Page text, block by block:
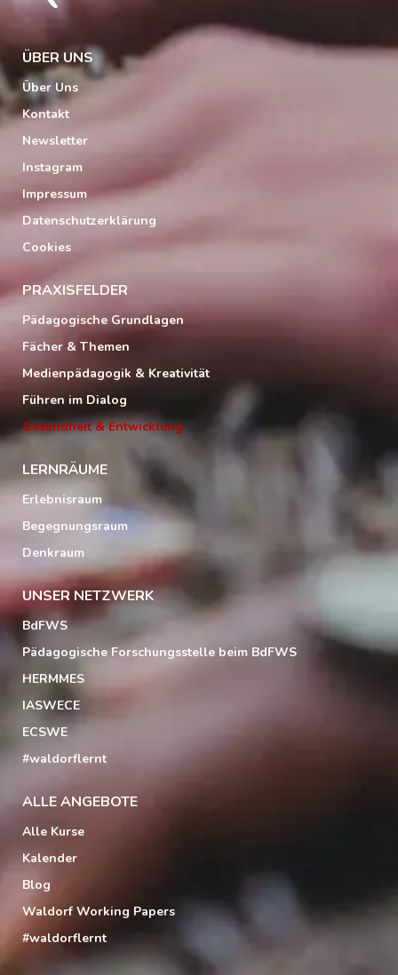
ÜBER UNS
Über Uns
Kontakt
Newsletter
Instagram
Impressum
Datenschutzerklärung
Cookies
PRAXISFELDER
Pädagogische Grundlagen
Fächer & Themen
Medienpädagogik & Kreativität
Führen im Dialog
Gesundheit & Entwicklung
LERNRÄUME
Erlebnisraum
Begegnungsraum
Denkraum
UNSER NETZWERK
BdFWS
Pädagogische Forschungsstelle beim BdFWS
HERMMES
IASWECE
ECSWE
#waldorflernt
ALLE ANGEBOTE
Alle Kurse
Kalender
Blog
Waldorf Working Papers
#waldorflernt